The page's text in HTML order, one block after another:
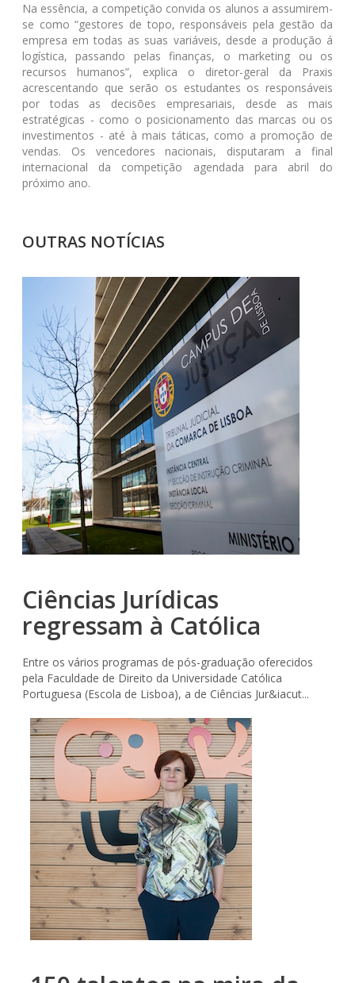
Na essência, a competição convida os alunos a assumirem-
se como “gestores de topo, responsáveis pela gestão da
empresa em todas as suas variáveis, desde a produção á
logística, passando pelas finanças, o marketing ou os
recursos humanos”, explica o diretor-geral da Praxis
acrescentando que serão os estudantes os responsáveis
por todas as decisões empresariais, desde as mais
estratégicas - como o posicionamento das marcas ou os
investimentos - até à mais táticas, como a promoção de
vendas. Os vencedores nacionais, disputaram a final
internacional da competição agendada para abril do
próximo ano.
OUTRAS NOTÍCIAS
Ciências Jurídicas
regressam à Católica
Entre os vários programas de pós-graduação oferecidos
pela Faculdade de Direito da Universidade Católica
Portuguesa (Escola de Lisboa), a de Ciências Jur&iacut...